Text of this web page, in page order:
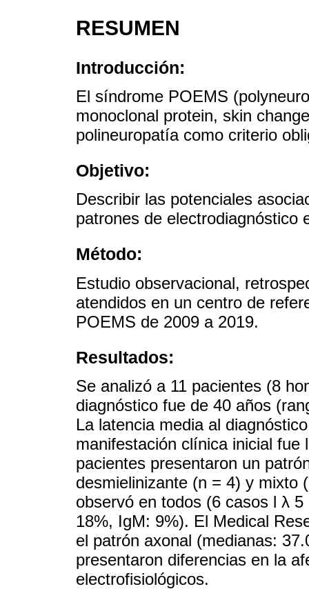
RESUMEN
Introducción:
El síndrome POEMS
monoclonal protein, skin
polineuropatía como criterio
Objetivo:
Describir las potenciales
patrones de electrodiagnóstico
Método:
Estudio observacional,
atendidos en un centro de
POEMS de 2009 a 2019.
Resultados:
Se analizó a 11 pacientes (8
diagnóstico fue de 40 años
La latencia media al
manifestación clínica inicial
pacientes presentaron un
desmielinizante (n = 4) y mixto
observó en todos (6 casos l λ
18%, IgM: 9%). El Medical
el patrón axonal (medianas:
presentaron diferencias en la
electrofisiológicos.